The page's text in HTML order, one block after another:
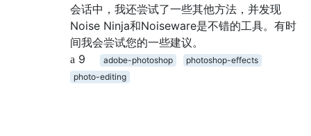
会话中，我还尝试了一些其他方法，并发现
Noise Ninja和Noiseware是不错的工具。有时
间我会尝试您的一些建议。
9
adobe-photoshop
photoshop-effects
photo-editing